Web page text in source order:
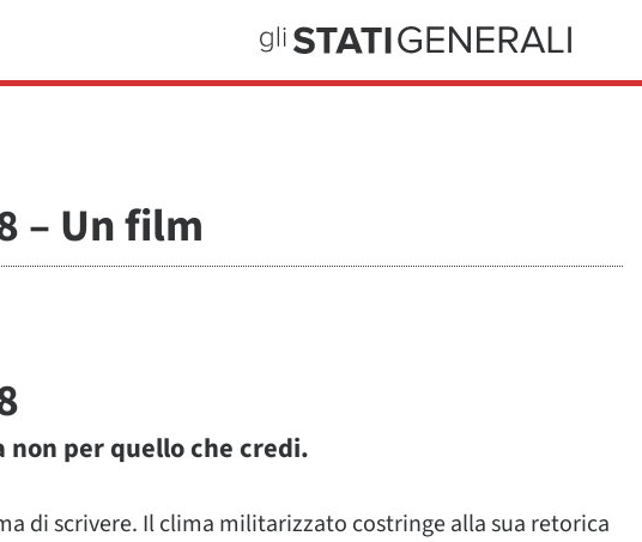
– Un film
per quello che credi.
di scrivere. Il clima militarizzato costringe alla sua retorica